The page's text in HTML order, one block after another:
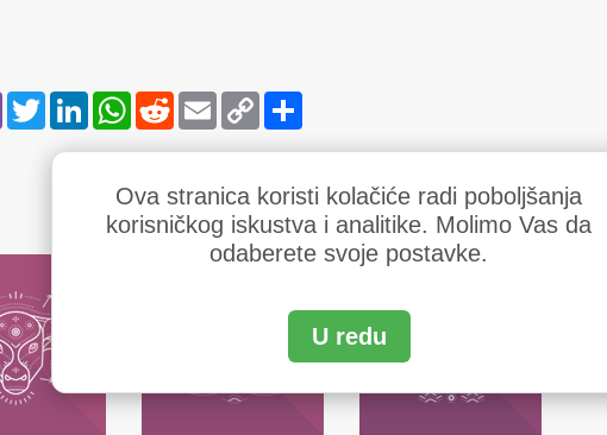
Viber TwitterLinkedInWhatsApp
Reddit Email Copy
Link
BIK
je: Ja imam -
Najvažnije im je
što im pripada.
Najvažnija im je: sloboda
Njihov moto je: Ja osećam!
Najvažnije im je da uživaju u
Ova stranica koristi kolačiće radi poboljšanja
korisničkog iskustva i analitike. Molimo Vas da
odaberete svoje postavke.
U redu